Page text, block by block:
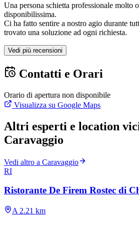
Una persona schietta professionale molto
disponibilissima.
Ci ha fatto sentire a nostro agio durante
trovato una soluzione ad ogni richiesta.
Vedi più recensioni
Contatti e Orari
Orario di apertura non disponibile
Visualizza su Google Maps
Altri esperti e location
Caravaggio
Vedi altro a Caravaggio
RI
Ristorante De Firem Rostec di
A 2.21 km